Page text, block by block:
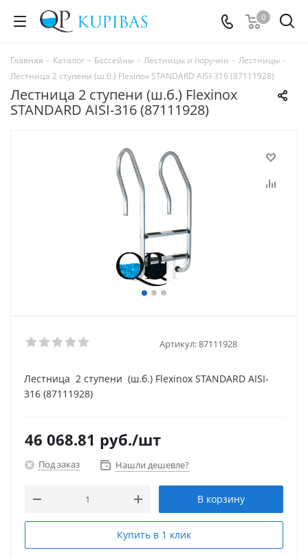
0
Главная - Каталог - Бассейны - Лестницы и поручни - Лестницы -
Лестница 2 ступени (ш.б.) Flexinox STANDARD AISI-316 (87111928)
Лестница 2 ступени (ш.б.) Flexinox
STANDARD AISI-316 (87111928)
Артикул:87111928
Лестница 2 ступени (ш.б.) Flexinox STANDARD AISI-
316 (87111928)
46 068.81 руб./шт
Под заказ Нашли дешевле?
В корзину
Купить в 1 клик